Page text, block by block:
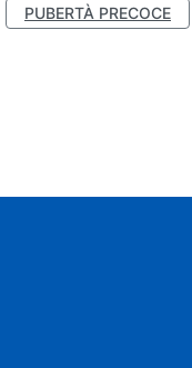
PUBERTÀ PRECOCE